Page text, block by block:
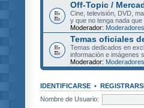
Off-Topic /
Cine, televisión, DVD,
y que no tenga nada
Moderador: Moderadores
Temas oficiales
Temas dedicados en
información e imágenes
Moderador: Moderadores
IDENTIFICARSE •
Nombre de Usuario: